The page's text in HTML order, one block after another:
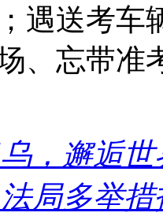
遇送考车
、忘带准
，邂逅
局多举